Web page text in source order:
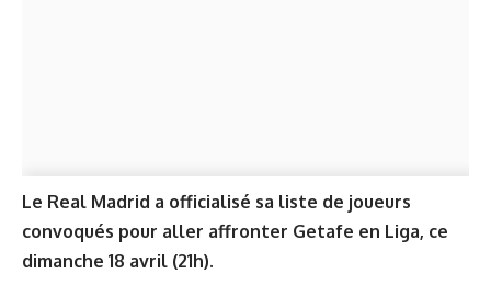
Le Real Madrid a officialisé sa liste de joueurs
convoqués pour aller affronter Getafe en Liga, ce
dimanche 18 avril (21h).